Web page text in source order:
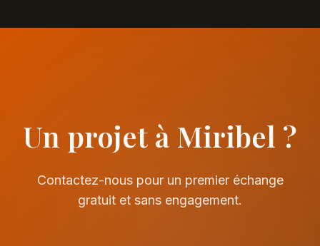
Un projet à Miribel ?
Contactez-nous pour un premier échange
gratuit et sans engagement.